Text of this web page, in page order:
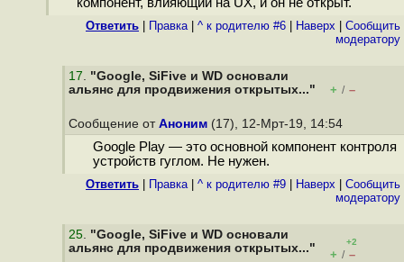
компонент, влияющий на UX, и он не открыт.
Ответить Правка| ^ к родителю #6 Наверх
Cообщить
модератору
17. "Google, SiFive и WD основали
альянс для продвижения открытых..."
+ / –
Сообщение от Аноним (17), 12-Мрт-19, 14:54
Google Play — это основной компонент контроля
устройств гуглом. Не нyжен.
Ответить Правка| ^ к родителю #9 Наверх
Cообщить
модератору
25. "Google, SiFive и WD основали
альянс для продвижения открытых..."
+2
+ / –